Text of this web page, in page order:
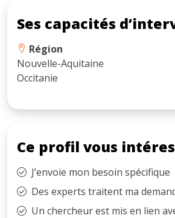
Ses capacités
Région
Nouvelle-Aquitaine
Occitanie
Ce profil vous
J’envoie mon besoin spécifique
Des experts traitent ma
Un chercheur est mis en lien